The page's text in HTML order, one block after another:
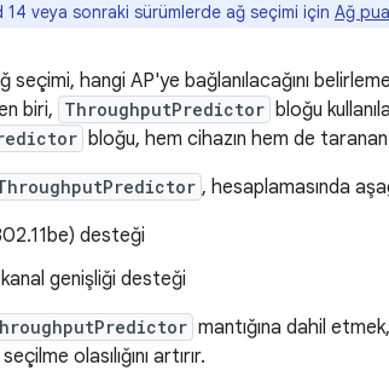
14 veya sonraki sürümlerde ağ seçimi için Ağ
seçimi, hangi AP'ye bağlanılacağını
biri, ThroughputPredictor bloğu
bloğu, hem cihazın hem de
, hesaplamasında
desteği
genişliği desteği
mantığına dahil
olasılığını artırır.